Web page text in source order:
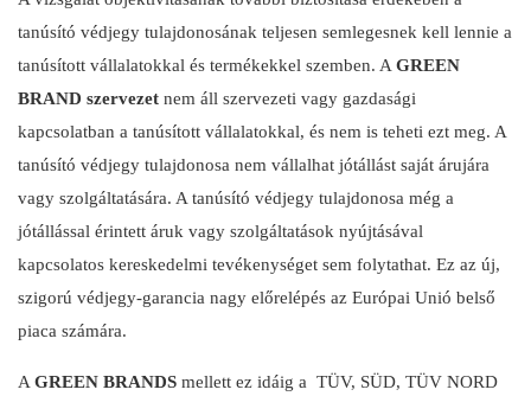
tanúsító védjegy tulajdonosának teljesen semlegesnek kell lennie a
tanúsított vállalatokkal és termékekkel szemben. AGREEN
BRAND szervezet nem áll szervezeti vagy gazdasági
kapcsolatban a tanúsított vállalatokkal, és nem is teheti ezt meg. A
tanúsító védjegy tulajdonosa nem vállalhat jótállást saját árujára
vagy szolgáltatására. A tanúsító védjegy tulajdonosa még a
jótállással érintett áruk vagy szolgáltatások nyújtásával
kapcsolatos kereskedelmi tevékenységet sem folytathat. Ez az új,
szigorú védjegy-garancia nagy előrelépés az Európai Unió belső
piaca számára.
AGREEN BRANDS mellett ez idáig a TÜV, SÜD, TÜV NORD